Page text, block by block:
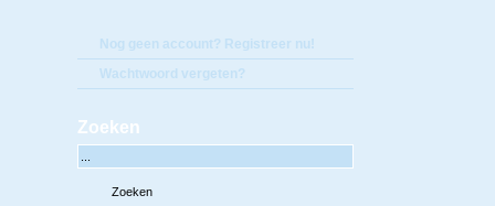
Nog geen account? Registreer nu!
Wachtwoord vergeten?
Zoeken